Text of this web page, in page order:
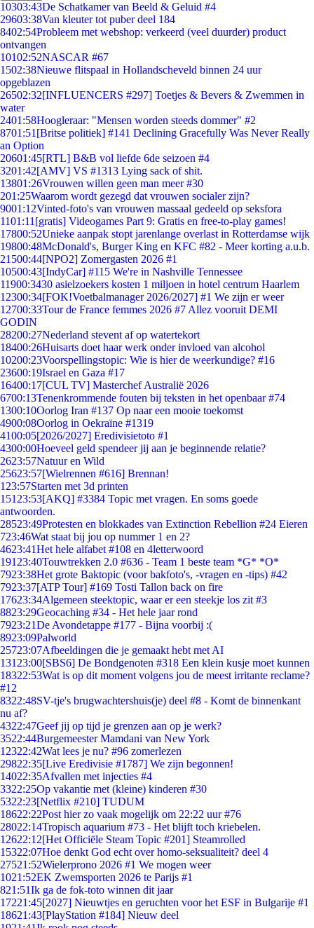
10303:43De Schatkamer van Beeld & Geluid #4
29603:38Van kleuter tot puber deel 184
8402:54Probleem met webshop: verkeerd (veel duurder) product
ontvangen
10102:52NASCAR #67
1502:38Nieuwe flitspaal in Hollandscheveld binnen 24 uur
opgeblazen
26502:32[INFLUENCERS #297] Toetjes & Bevers & Zwemmen in
water
2401:58Hoogleraar: "Mensen worden steeds dommer" #2
8701:51 [Britse politiek] #141 Declining Gracefully Was Never Really
an Option
20601:45[RTL] B&B vol liefde 6de seizoen #4
3201:42[AMV] VS #1313 Lying sack of shit.
13801:26Vrouwen willen geen man meer #30
201:25Waarom wordt gezegd dat vrouwen socialer zijn?
9001:12Vinted-foto's van vrouwen massaal gedeeld op seksfora
1101:11 [gratis] Videogames Part 9: Gratis en free-to-play games!
17800:52Unieke aanpak stopt jarenlange overlast in Rotterdamse wijk
19800:48McDonald's, Burger King en KFC #82 - Meer korting a.u.b.
21500:44[NPO2] Zomergasten 2026 #1
10500:43[IndyCar] #115 We're in Nashville Tennessee
11900:3430 asielzoekers kosten 1 miljoen in hotel centrum Haarlem
12300:34[FOK!Voetbalmanager 2026/2027] #1 We zijn er weer
12700:33Tour de France femmes 2026 #7 Allez vooruit DEMI
GODIN
28200:27Nederland stevent af op watertekort
18400:26Huisarts doet haar werk onder invloed van alcohol
10200:23Voorspellingstopic: Wie is hier de weerkundige? #16
23600:19Israel en Gaza #17
16400:17[CUL TV] Masterchef Australië 2026
6700:13Tenenkrommende fouten bij teksten in het openbaar #74
1300:10Oorlog Iran #137 Op naar een mooie toekomst
4900:08Oorlog in Oekraïne #1319
4100:05[2026/2027] Eredivisietoto #1
4300:00Hoeveel geld spendeer jij aan je beginnende relatie?
2623:57Natuur en Wild
25623:57[Wielrennen #616] Brennan!
1 23:57Starten met 3d printen
151 23:53[AKQ] #3384 Topic met vragen. En soms goede
antwoorden.
28523:49Protesten en blokkades van Extinction Rebellion #24 Eieren
723:46Wat staat bij jou op nummer 1 en 2?
4623:41Het hele alfabet #108 en 4letterwoord
191 23:40Touwtrekken 2.0 #636 - Team 1 beste team *G* *O*
7923:38Het grote Baktopic (voor bakfoto's, -vragen en -tips) #42
7923:37[ATP Tour] #169 Tosti Tallon back on fire
17623:34Algemeen steektopic, waar er een steekje los zit #3
8823:29Geocaching #34 - Het hele jaar rond
7923:21De Avondetappe #177 - Bijna voorbij :(
8923:09Palworld
25723:07Afbeeldingen die je gemaakt hebt met AI
131 23:00[SBS6] De Bondgenoten #318 Een klein kusje moet kunnen
18322:53Wat is op dit moment volgens jou de meest irritante reclame?
#12
8322:48SV-tje's brugwachtershuis(je) deel #8 - Komt de binnenkant
nu af?
4322:47Geef jij op tijd je grenzen aan op je werk?
3522:44Burgemeester Mamdani van New York
12322:42Wat lees je nu? #96 zomerlezen
29822:35[Live Eredivisie #1787] We zijn begonnen!
14022:35Afvallen met injecties #4
3322:25Op vakantie met (kleine) kinderen #30
5322:23[Netflix #210] TUDUM
18622:22Post hier zo vaak mogelijk om 22:22 uur #76
28022:14Tropisch aquarium #73 - Het blijft toch kriebelen.
12622:12[Het Officiële Steam Topic #201] Steamrolled
15322:07Hoe denkt God echt over homo-seksualiteit? deel 4
27521:52Wielerprono 2026 #1 We mogen weer
1021:52EK Zwemsporten 2026 te Parijs #1
821:51Ik ga de fok-toto winnen dit jaar
17221:45[2027] Nieuwtjes en geruchten voor het ESF in Bulgarije #1
18621:43[PlayStation #184] Nieuw deel